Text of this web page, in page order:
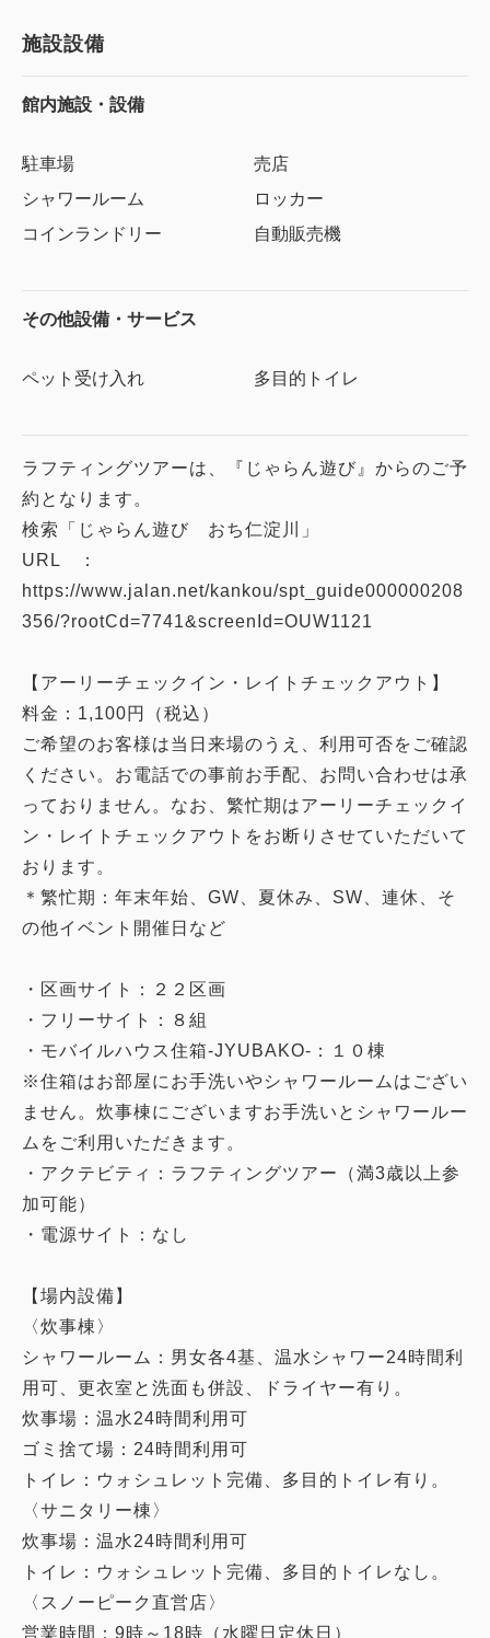
施設設備
館内施設・設備
駐車場
売店
シャワールーム
ロッカー
コインランドリー
自動販売機
その他設備・サービス
ペット受け入れ 多目的トイレ
ラフティングツアーは、『じゃらん遊び』からのご予
約となります。
検索「じゃらん遊び おち仁淀川」
URL ：
https://www.jalan.net/kankou/spt_guide000000208
356/?rootCd=7741&screenId=OUW1121
【アーリーチェックイン・レイトチェックアウト】
料金：1,100円（税込）
ご希望のお客様は当日来場のうえ、利用可否をご確認
ください。お電話での事前お手配、お問い合わせは承
っておりません。なお、繁忙期はアーリーチェックイ
ン・レイトチェックアウトをお断りさせていただいて
おります。
＊繁忙期：年末年始、GW、夏休み、SW、連休、そ
の他イベント開催日など
・区画サイト：２２区画
・フリーサイト：８組
・モバイルハウス住箱-JYUBAKO-：１０棟
※住箱はお部屋にお手洗いやシャワールームはござい
ません。炊事棟にございますお手洗いとシャワールー
ムをご利用いただきます。
・アクテビティ：ラフティングツアー（満3歳以上参
加可能）
・電源サイト：なし
【場内設備】
〈炊事棟〉
シャワールーム：男女各4基、温水シャワー24時間利
用可、更衣室と洗面も併設、ドライヤー有り。
炊事場：温水24時間利用可
ゴミ捨て場：24時間利用可
トイレ：ウォシュレット完備、多目的トイレ有り。
〈サニタリー棟〉
炊事場：温水24時間利用可
トイレ：ウォシュレット完備、多目的トイレなし。
〈スノーピーク直営店〉
営業時間：9時～18時（水曜日定休日）